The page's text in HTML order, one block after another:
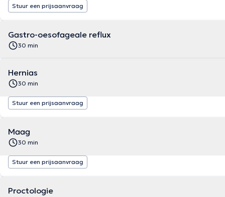
Stuur een prijsaanvraag
Gastro-oesofageale reflux
30 min
Hernias
30 min
Stuur een prijsaanvraag
Maag
30 min
Stuur een prijsaanvraag
Proctologie